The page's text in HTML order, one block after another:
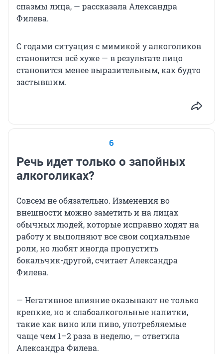
спазмы лица, — рассказала Александра
Филева.
С годами ситуация с мимикой у алкоголиков
становится всё хуже — в результате лицо
становится менее выразительным, как будто
застывшим.
6
Речь идет только о запойных
алкоголиках?
Совсем не обязательно. Изменения во
внешности можно заметить и на лицах
обычных людей, которые исправно ходят на
работу и выполняют все свои социальные
роли, но любят иногда пропустить
бокальчик-другой, считает Александра
Филева.
— Негативное влияние оказывают не только
крепкие, но и слабоалкогольные напитки,
такие как вино или пиво, употребляемые
чаще чем 1–2 раза в неделю, — ответила
Александра Филева.